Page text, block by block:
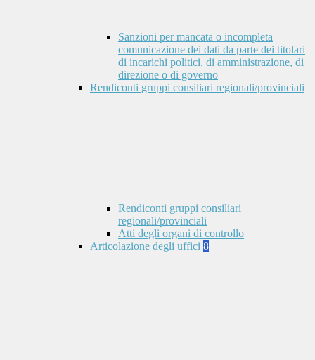
Sanzioni per mancata o incompleta
comunicazione dei dati da parte dei titolari
di incarichi politici, di amministrazione, di
direzione o di governo
Rendiconti gruppi consiliari regionali/provinciali
Rendiconti gruppi consiliari
regionali/provinciali
Atti degli organi di controllo
Articolazione degli uffici 8